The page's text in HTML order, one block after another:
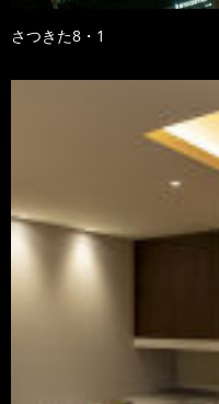
さつきた8・1